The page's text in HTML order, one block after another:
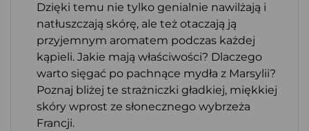
Dzięki temu nie tylko genialnie nawilżają i
natłuszczają skórę, ale też otaczają ją
przyjemnym aromatem podczas każdej
kąpieli. Jakie mają właściwości? Dlaczego
warto sięgać po pachnące mydła z Marsylii?
Poznaj bliżej te strażniczki gładkiej, miękkiej
skóry wprost ze słonecznego wybrzeża
Francji.